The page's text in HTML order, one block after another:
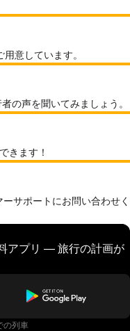
意しています。
の声を聞いてみましょう。
きます！
サポートにお問い合わせく
アプリ — 旅行の計画が
の列車